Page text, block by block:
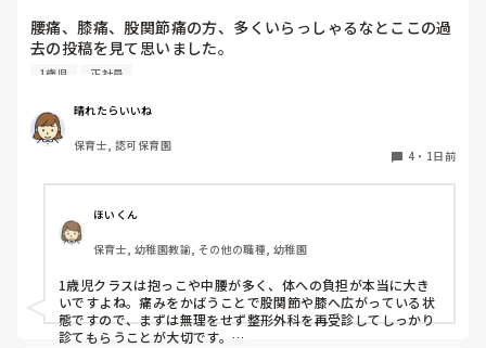
てしまうと、後輩も質問しやすくなりますよ。一人で抱え込ま
ず、声をかけやすい雰囲気作りから試してみてくださいね。
腰痛、膝痛、股関節痛の方、多くいらっしゃるなとここの過
去の投稿を見て思いました。
という私も、２週間前、初めて腰痛になりました。
右腰が痛くて、起き上がれない。
ようやく立てたら、しゃがめない。
驚きました。
通院して、コルセット、湿布、痛み止め、電気などで１週間
乗り切ったら
週末には、左が痛みだし、これも痛み止めや湿布で抑えて仕
事をしていたら、
1歳児 正社員
晴れたらいいね
保育士, 認可保育園
4 ・ 1日前
ほいくん
保育士, 幼稚園教諭, その他の職種, 幼稚園
1歳児クラスは抱っこや中腰が多く、体への負担が本当に大き
いですよね。痛みをかばうことで股関節や膝へ広がっている状
態ですので、まずは無理をせず整形外科を再受診してしっかり
診てもらうことが大切です。